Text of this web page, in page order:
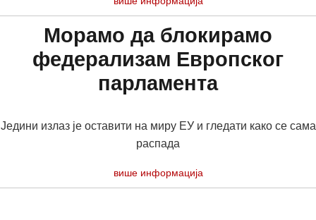
Морамо да блокирамо
федерализам Европског
парламента
Једини излаз је оставити на миру ЕУ и гледати како се сама
распада
више информација